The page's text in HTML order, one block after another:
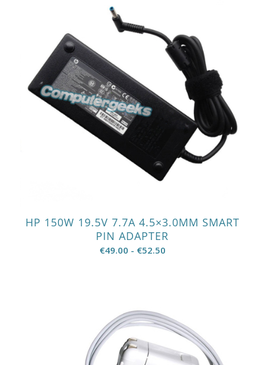
HP 150W 19.5V 7.7A 4.5×3.0MM SMART
PIN ADAPTER
€49.00 - €52.50Prijsklasse: